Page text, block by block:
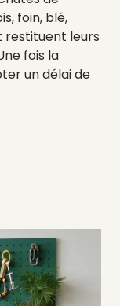
foin, blé,
restituent leurs
fois la
un délai de